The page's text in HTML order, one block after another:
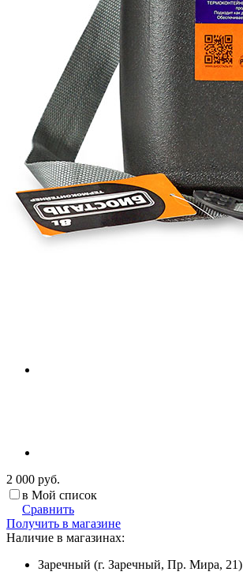
2 000 руб.
в Мой список
Сравнить
Получить в магазине
Наличие в магазинах:
Заречный (г. Заречный, Пр. Мира, 21)